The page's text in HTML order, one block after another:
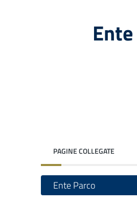
PAGINE COLLEGATE
Ente Parco